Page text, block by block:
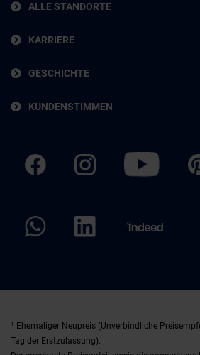
ALLE STANDORTE
KARRIERE
GESCHICHTE
KUNDENSTIMMEN
1
Ehemaliger Neupreis (Unverbindliche
Tag der Erstzulassung).